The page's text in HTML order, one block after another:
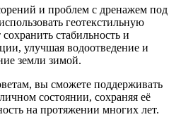
и проблем с дренажем под
геотекстильную
стабильность и
улучшая водоотведение и
земли зимой.
вы сможете поддерживать
состоянии, сохраняя её
на протяжении многих лет.